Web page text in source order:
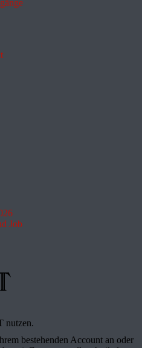
Job
nutzen.
bestehenden Account an oder